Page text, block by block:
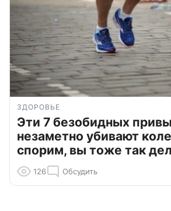
ЗДОРОВЬЕ
Эти 7 безобидных
незаметно убивают
спорим, вы тоже так
126 Обсудить